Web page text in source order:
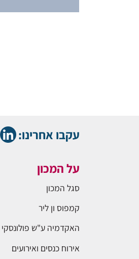
עקבו אחרינו:
על המכון
סגל המכון
קמפוס ון ליר
האקדמיה ע"ש פולונסקי
אירוח כנסים ואירועים